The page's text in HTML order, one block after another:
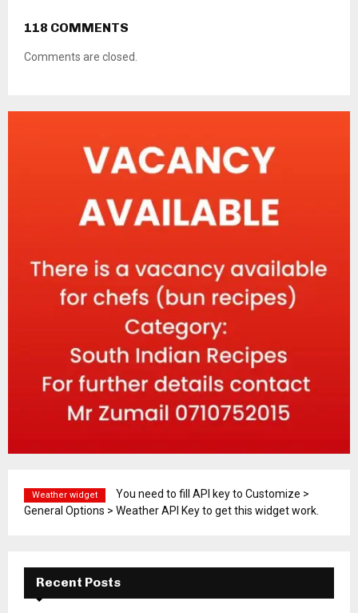
118 COMMENTS
Comments are closed.
Weather widget
You need to fill API key to Customize >
General Options > Weather API Key to get this widget work.
Recent Posts